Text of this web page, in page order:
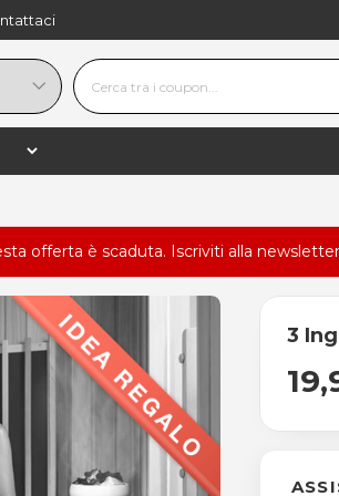
offerta è scaduta. Iscriviti alla newsletter
3